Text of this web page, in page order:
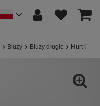
Bluzy Bluzy długie Hurt